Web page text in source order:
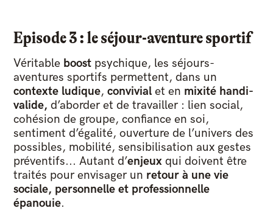
Episode 3 : le séjour-aventure sportif
Véritable boost psychique, les séjours-
aventures sportifs permettent, dans un
contexte ludique,convivialet en mixité handi-
valide,d’aborder et de travailler : lien social,
cohésion de groupe, confiance en soi,
sentiment d’égalité, ouverture de l’univers des
possibles, mobilité, sensibilisation aux gestes
préventifs... Autant d’enjeux qui doivent être
traités pour envisager un retour à une vie
sociale, personnelle et professionnelle
épanouie.